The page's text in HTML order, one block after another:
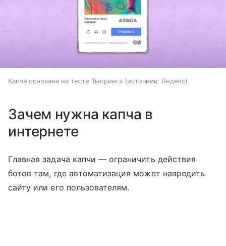
Капча основана на тесте Тьюринга источник: Яндекс
Зачем нужна капча в
интернете
Главная задача капчи — ограничить действия
ботов там, где автоматизация может навредить
сайту или его пользователям.